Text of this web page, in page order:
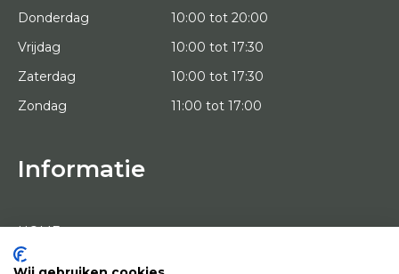
Donderdag
10:00 tot 20:00
Vrijdag
10:00 tot 17:30
Zaterdag
10:00 tot 17:30
Zondag
11:00 tot 17:00
Informatie
HOME
KUNSTENAARS